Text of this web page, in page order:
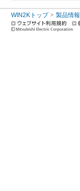
WIN2Kトップ 製品情報